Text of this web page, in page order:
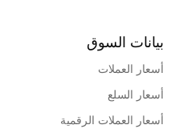
بيانات السوق
أسعار العملات
أسعار السلع
أسعار العملات الرقمية